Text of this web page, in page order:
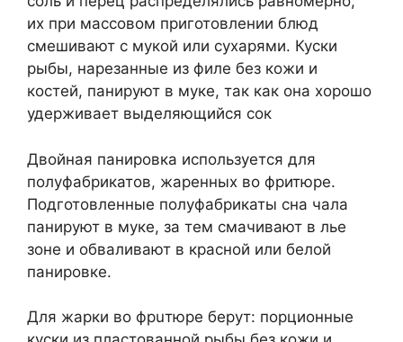
их при массовом приготовлении блюд
смешивают с мукой или сухарями. Куски
рыбы, нарезанные из филе без кожи и
костей, панируют в муке, так как она хорошо
удерживает выделяющийся сок
Двойная панировка используется для
полуфабри­катов, жаренных во фритюре.
Подготовленные полуфабрика­ты сна чала
панируют в муке, за тем смачивают в лье
зоне и обваливают в красной или белой
панировке.
Для жарки во фрuтюре берут: порционные